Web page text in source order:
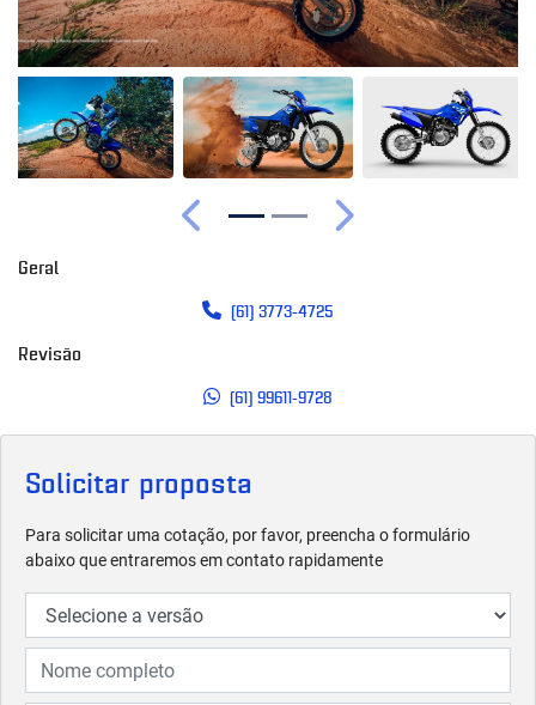
Solicitar proposta
Para solicitar uma cotação, por favor, preencha o formulário
abaixo que entraremos em contato rapidamente
Anterior Próximo
Geral
(61) 3773-4725
Revisão
(61) 99611-9728